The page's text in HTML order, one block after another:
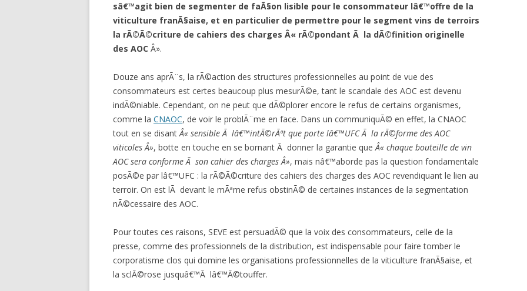
sâ€™agit bien de segmenter de faÃ§on lisible pour le consommateur lâ€™offre de la
viticulture franÃ§aise, et en particulier de permettre pour le segment vins de terroirs
la rÃ©Ã©criture de cahiers des charges Â« rÃ©pondant Ã la dÃ©finition originelle
des AOC Â».
Douze ans aprÃ¨s, la rÃ©action des structures professionnelles au point de vue des
consommateurs est certes beaucoup plus mesurÃ©e, tant le scandale des AOC est devenu
indÃ©niable. Cependant, on ne peut que dÃ©plorer encore le refus de certains organismes,
comme la CNAOC, de voir le problÃ¨me en face. Dans un communiquÃ© en effet, la CNAOC
tout en se disantÂ« sensible Ã lâ€™intÃ©rÃªt que porte lâ€™UFC Ã la rÃ©forme des AOC
viticoles Â», botte en touche en se bornant Ã donner la garantie queÂ« chaque bouteille de vin
AOC sera conforme Ã son cahier des charges Â», mais nâ€™aborde pas la question fondamentale
posÃ©e par lâ€™UFC : la rÃ©Ã©criture des cahiers des charges des AOC revendiquant le lien au
terroir. On est lÃ devant le mÃªme refus obstinÃ© de certaines instances de la segmentation
nÃ©cessaire des AOC.
Pour toutes ces raisons, SEVE est persuadÃ© que la voix des consommateurs, celle de la
presse, comme des professionnels de la distribution, est indispensable pour faire tomber le
corporatisme clos qui domine les organisations professionnelles de la viticulture franÃ§aise, et
la sclÃ©rose jusquâ€™Ã lâ€™Ã©touffer.